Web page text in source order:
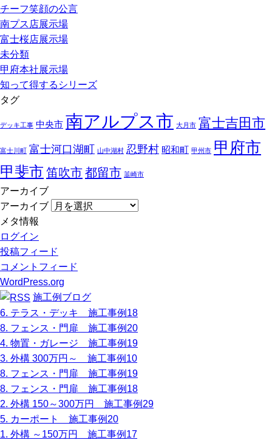
チーフ笑顔の公言
南プス店展示場
富士桜店展示場
未分類
甲府本社展示場
知って得するシリーズ
タグ
デッキ工事 中央市 南アルプス市 大月市 富士吉田市
富士川町 富士河口湖町 山中湖村 忍野村 昭和町 甲州市 甲府市
甲斐市 笛吹市都留市 韮崎市
アーカイブ
アーカイブ
メタ情報
ログイン
投稿フィード
コメントフィード
WordPress.org
施工例ブログ
6. テラス・デッキ 施工事例18
8. フェンス・門扉 施工事例20
4. 物置・ガレージ 施工事例19
3. 外構 300万円～ 施工事例10
8. フェンス・門扉 施工事例19
8. フェンス・門扉 施工事例18
2. 外構 150～300万円 施工事例29
5. カーポート 施工事例20
1. 外構 ～150万円 施工事例17